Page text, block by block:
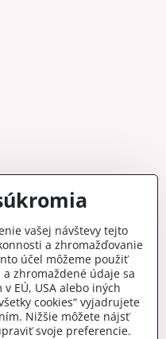
zľavový systém
registrácie a nákupu
formulár
osobných údajov
politika
vašej návštevy tejto
a zhromažďovanie
účel môžeme použiť
zhromaždené údaje sa
EÚ, USA alebo iných
cookies“ vyjadrujete
Nižšie môžete nájsť
svoje preferencie.